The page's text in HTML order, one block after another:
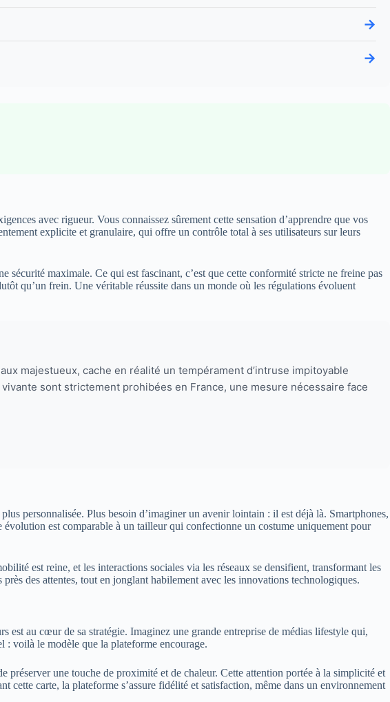
→
→
avec rigueur. Vous connaissez sûrement cette sensation d’apprendre que vos
explicite et granulaire, qui offre un contrôle total à ses utilisateurs sur leurs
sécurité maximale. Ce qui est fascinant, c’est que cette conformité stricte ne freine pas
qu’un frein. Une véritable réussite dans un monde où les régulations évoluent
majestueux, cache en réalité un tempérament d’intruse impitoyable
sont strictement prohibées en France, une mesure nécessaire face
personnalisée. Plus besoin d’imaginer un avenir lointain : il est déjà là. Smartphones,
est comparable à un tailleur qui confectionne un costume uniquement pour
est reine, et les interactions sociales via les réseaux se densifient, transformant les
des attentes, tout en jonglant habilement avec les innovations technologiques.
est au cœur de sa stratégie. Imaginez une grande entreprise de médias lifestyle qui,
: voilà le modèle que la plateforme encourage.
une touche de proximité et de chaleur. Cette attention portée à la simplicité et
carte, la plateforme s’assure fidélité et satisfaction, même dans un environnement